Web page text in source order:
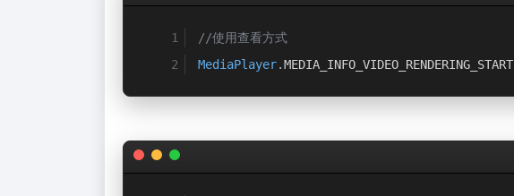
//使用查看方式
MediaPlayer.MEDIA_INFO_VIDEO_RENDERING_START